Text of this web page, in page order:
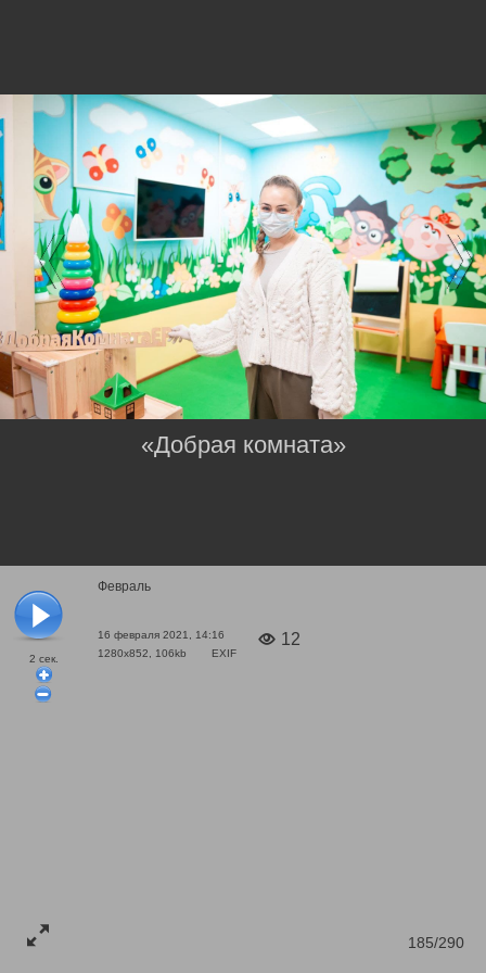
2 сек.
Февраль
16 февраля 2021, 14:16
1280x852, 106kb
EXIF
12
185/290
«Добрая комната»